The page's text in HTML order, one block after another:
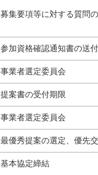
募集要項等に対する質問
参加資格確認通知書の送付
事業者選定委員会
提案書の受付期限
事業者選定委員会
最優秀提案の選定、優先
基本協定締結